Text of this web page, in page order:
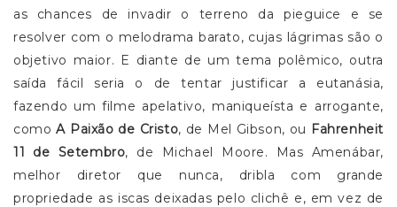
as chances de invadir o terreno da pieguice e se
resolver com o melodrama barato, cujas lágrimas são o
objetivo maior. E diante de um tema polêmico, outra
saída fácil seria o de tentar justificar a eutanásia,
fazendo um filme apelativo, maniqueísta e arrogante,
comoA Paixão de Cristo, de Mel Gibson, ou Fahrenheit
11 de Setembro, de Michael Moore. Mas Amenábar,
melhor diretor que nunca, dribla com grande
propriedade as iscas deixadas pelo clichê e, em vez de